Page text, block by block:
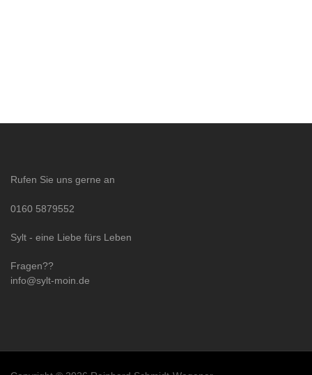
Rufen Sie uns gerne an
0160 5879552
Sylt - eine Liebe fürs Leben
Fragen??
info@sylt-moin.de